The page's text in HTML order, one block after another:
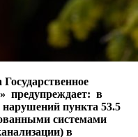
предупреждает: в
пункта 53.5
системами
в